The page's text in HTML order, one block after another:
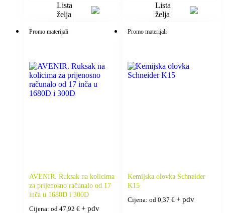
Lista
želja
Lista
želja
Promo materijali
AVENIR. Ruksak na kolicima
za prijenosno računalo od 17
inča u 1680D i 300D
Cijena: od 47,92 € + pdv
Promo materijali
Kemijska olovka Schneider
K15
Cijena: od 0,37 € + pdv